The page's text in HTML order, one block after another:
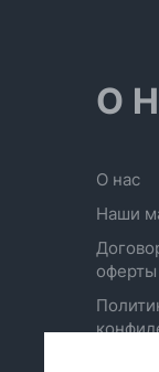
О
О нас
Наши
оферты